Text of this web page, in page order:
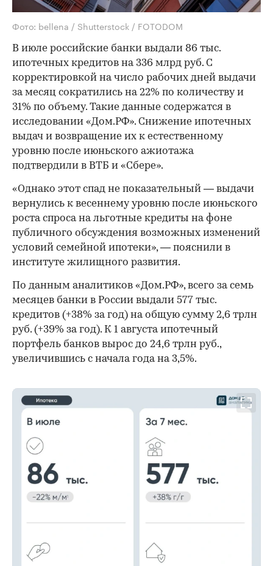
Фото: bellena / Shutterstock / FOTODOM
В июле российские банки выдали 86 тыс.
ипотечных кредитов на 336 млрд руб. С
корректировкой на число рабочих дней выдачи
за месяц сократились на 22% по количеству и
31% по объему. Такие данные содержатся в
исследовании «Дом.РФ». Снижение ипотечных
выдач и возвращение их к естественному
уровню после июньского ажиотажа
подтвердили в ВТБ и «Сбере».
«Однако этот спад не показательный — выдачи
вернулись к весеннему уровню после июньского
роста спроса на льготные кредиты на фоне
публичного обсуждения возможных изменений
условий семейной ипотеки», — пояснили в
институте жилищного развития.
По данным аналитиков «Дом.РФ», всего за семь
месяцев банки в России выдали 577 тыс.
кредитов (+38% за год) на общую сумму 2,6 трлн
руб. (+39% за год). К 1 августа ипотечный
портфель банков вырос до 24,6 трлн руб.,
увеличившись с начала года на 3,5%.